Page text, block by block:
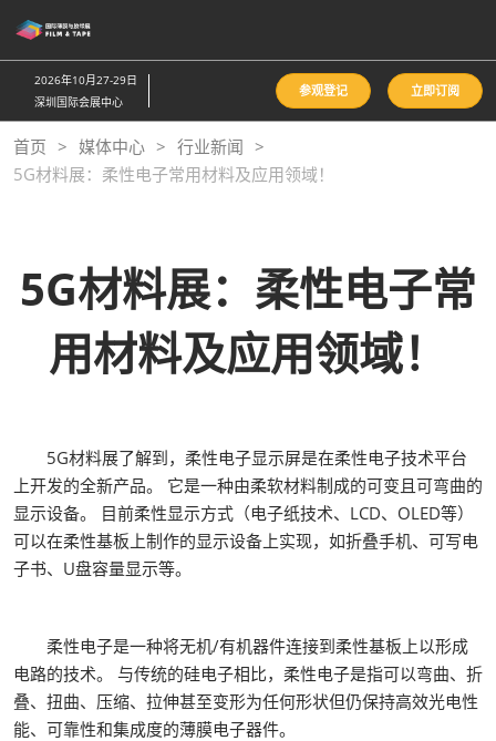
接
跳
至
内
容
2026年10月27-29日
深圳国际会展中心
参观登记 立即订阅
首页 媒体中心
行业新闻
5G材料展：柔性电子常用材料及应用领域！
5G材料展：柔性电子常
用材料及应用领域！
5G材料展了解到，柔性电子显示屏是在柔性电子技术平台
上开发的全新产品。 它是一种由柔软材料制成的可变且可弯曲的
显示设备。 目前柔性显示方式（电子纸技术、LCD、OLED等）
可以在柔性基板上制作的显示设备上实现，如折叠手机、可写电
子书、U盘容量显示等。
柔性电子是一种将无机/有机器件连接到柔性基板上以形成
电路的技术。 与传统的硅电子相比，柔性电子是指可以弯曲、折
叠、扭曲、压缩、拉伸甚至变形为任何形状但仍保持高效光电性
能、可靠性和集成度的薄膜电子器件。